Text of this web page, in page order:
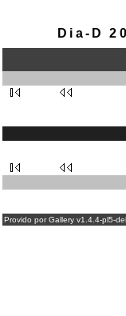
Dia-D
Provido por Gallery v1.4.4-pl5-